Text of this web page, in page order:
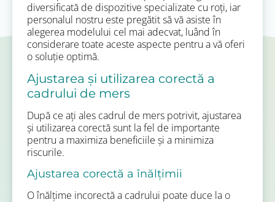
diversificată de dispozitive specializate cu roți, iar
personalul nostru este pregătit să vă asiste în
alegerea modelului cel mai adecvat, luând în
considerare toate aceste aspecte pentru a vă oferi
o soluție optimă.
Ajustarea și utilizarea corectă a
cadrului de mers
După ce ați ales cadrul de mers potrivit, ajustarea
și utilizarea corectă sunt la fel de importante
pentru a maximiza beneficiile și a minimiza
riscurile.
Ajustarea corectă a înălțimii
O înălțime incorectă a cadrului poate duce la o